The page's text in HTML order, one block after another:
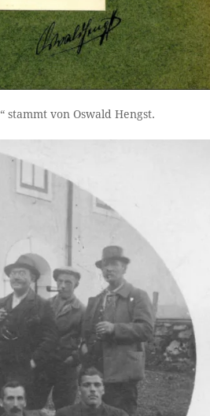
stammt von Oswald Hengst.